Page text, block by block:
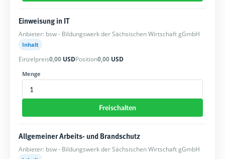
Einweisung in IT
Anbieter: bsw - Bildungswerk der Sächsischen Wirtschaft gGmbH
Inhalt
Einzelpreis0,00USDPosition0,00USD
Menge
Freischalten
Allgemeiner Arbeits- und Brandschutz
Anbieter: bsw - Bildungswerk der Sächsischen Wirtschaft gGmbH